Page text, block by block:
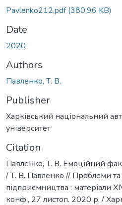
Pavlenko212.pdf(380.96 KB)
Date
2020
Authors
Павленко, Т. В.
Publisher
Харківський національний
університет
Citation
Павленко, Т. В. Емоційний
/ Т. В. Павленко // Проблеми
підприємництва : матеріали
конф., 27 листоп. 2020 р. /